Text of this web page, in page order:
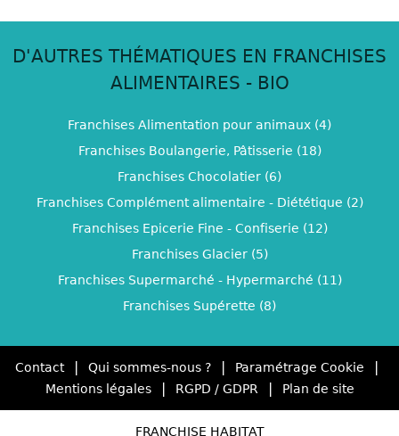
D'AUTRES THÉMATIQUES EN FRANCHISES
ALIMENTAIRES - BIO
Franchises Alimentation pour animaux (4)
Franchises Boulangerie, Pâtisserie (18)
Franchises Chocolatier (6)
Franchises Complément alimentaire - Diététique (2)
Franchises Epicerie Fine - Confiserie (12)
Franchises Glacier (5)
Franchises Supermarché - Hypermarché (11)
Franchises Supérette (8)
Contact | Qui sommes-nous ? | Paramétrage Cookie |
Mentions légales | RGPD / GDPR | Plan de site
FRANCHISE HABITAT